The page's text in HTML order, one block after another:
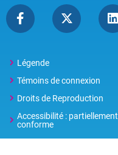
Légende
Témoins de connexion
Droits de Reproduction
Accessibilité : partiellement
conforme